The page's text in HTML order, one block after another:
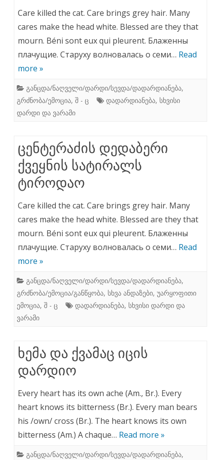
Care killed the cat. Care brings grey hair. Many
cares make the head white. Blessed are they that
mourn. Béni sont eux qui pleurent. Блаженны
плачущие. Старуху волновалась о семи… Read
more »
განცდა/ნაღველი/დარდი/სევდა/დადარდიანება,
გრძნობა/ემოცია, შ - ც დადარდიანება, სხვისი
დარდი და ვარამი
ცენტერაძის დედაბერი
ქვეყნის სატირალს
ტიროდაო
Care killed the cat. Care brings grey hair. Many
cares make the head white. Blessed are they that
mourn. Béni sont eux qui pleurent. Блаженны
плачущие. Старуху волновалась о семи… Read
more »
განცდა/ნაღველი/დარდი/სევდა/დადარდიანება,
გრძნობა/ემოცია/განწყობა, სხვა ანდაზები, უარყოფითი
ემოცია, შ - ც დადარდიანება, სხვისი დარდი და
ვარამი
ხემა და ქვამაც იცის
დარდიო
Every heart has its own ache (Am., Br.). Every
heart knows its bitterness (Br.). Every man bears
his /own/ cross (Br.). The heart knows its own
bitterness (Am.) A chaque… Read more »
განცდა/ნაღველი/დარდი/სევდა/დადარდიანება,